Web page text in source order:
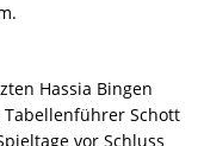
Hassia Bingen
Schott
vor Schluss